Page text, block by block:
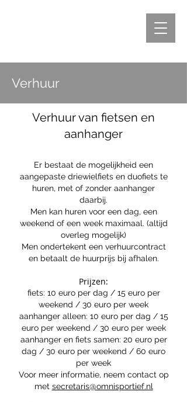
Verhuur
Verhuur van fietsen en
aanhanger
Er bestaat de mogelijkheid een
aangepaste driewielfiets en duofiets te
huren, met of zonder aanhanger
daarbij.
Men kan huren voor een dag, een
weekend of een week maximaal. (altijd
overleg mogelijk)
Men ondertekent een verhuurcontract
en betaalt de huurprijs bij afhalen.
Prijzen:
fiets: 10 euro per dag / 15 euro per
weekend / 30 euro per week
aanhanger alleen: 10 euro per dag / 15
euro per weekend / 30 euro per week
aanhanger en fiets samen: 20 euro per
dag / 30 euro per weekend / 60 euro
per week
Voor meer informatie, neem contact op
met secretaris@omnisportief.nl